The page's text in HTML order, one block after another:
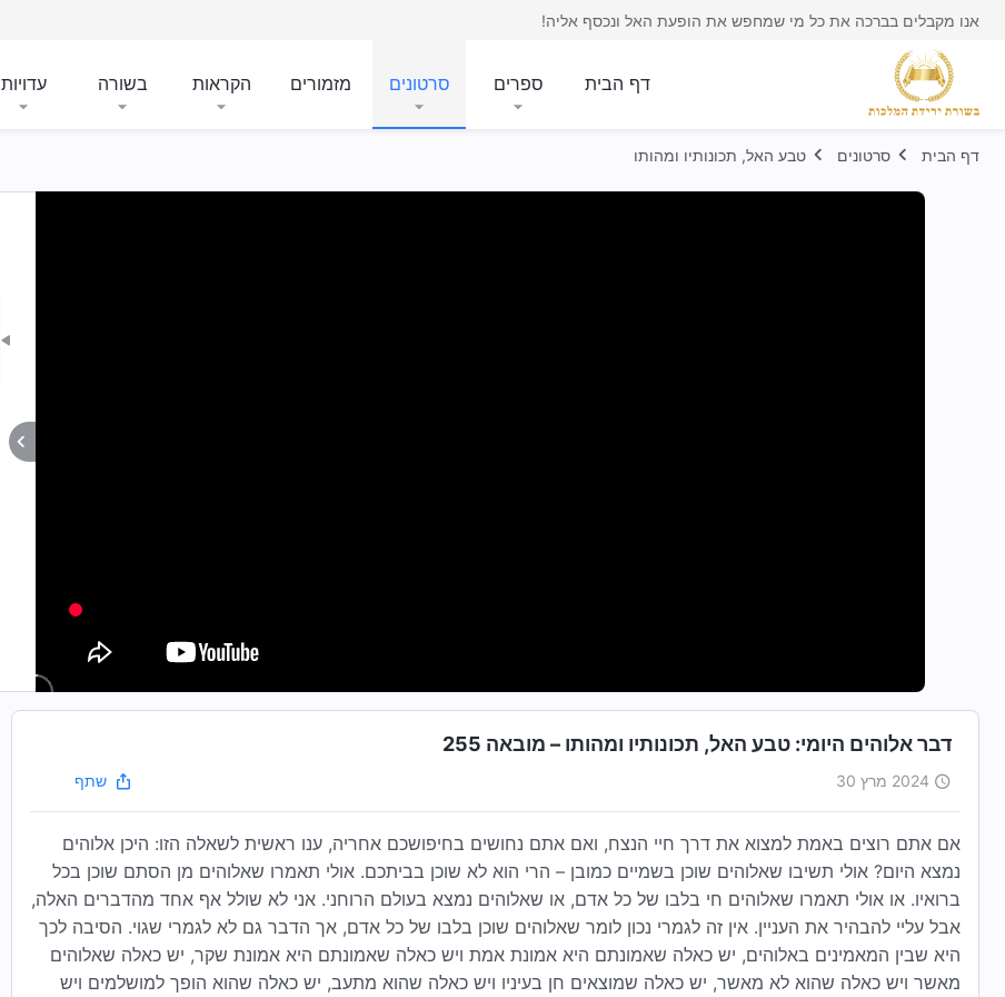
אנו מקבלים בברכה את כל מי שמחפש את הופעת האל ונכסף אליה!
דף הבית ספרים סרטונים מזמורים הקראות בשורה עדויות
דף הבית סרטונים טבע האל, תכונותיו ומהותו
דבר אלוהים היומי: טבע האל, תכונותיו ומהותו – מובאה 255
2024 מרץ 30 שתף
אם אתם רוצים באמת למצוא את דרך חיי הנצח, ואם אתם נחושים בחיפושכם אחריה, ענו ראשית לשאלה הזו: היכן אלוהים
נמצא היום? אולי תשיבו שאלוהים שוכן בשמיים כמובן – הרי הוא לא שוכן בביתכם. אולי תאמרו שאלוהים מן הסתם שוכן בכל
ברואיו. או אולי תאמרו שאלוהים חי בלבו של כל אדם, או שאלוהים נמצא בעולם הרוחני. אני לא שולל אף אחד מהדברים האלה,
אבל עליי להבהיר את העניין. אין זה לגמרי נכון לומר שאלוהים שוכן בלבו של כל אדם, אך הדבר גם לא לגמרי שגוי. הסיבה לכך
היא שבין המאמינים באלוהים, יש כאלה שאמונתם היא אמונת אמת ויש כאלה שאמונתם היא אמונת שקר, יש כאלה שאלוהים
מאשר ויש כאלה שהוא לא מאשר, יש כאלה שמוצאים חן בעיניו ויש כאלה שהוא מתעב, יש כאלה שהוא הופך למושלמים ויש